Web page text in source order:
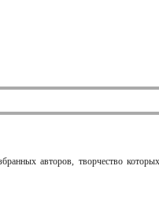
авторов, творчество